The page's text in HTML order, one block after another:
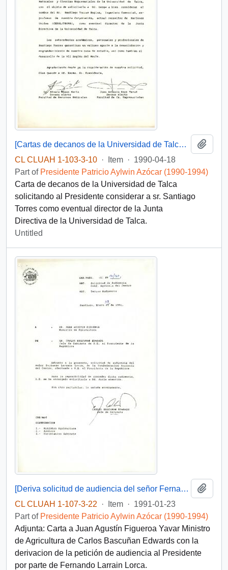
[Cartas de decanos de la Universidad de Talca dirigida al Presidente Aylwin]
CL CLUAH 1-103-3-10 · Item · 1990-04-18
Part of Presidente Patricio Aylwin Azócar (1990-1994)
Carta de decanos de la Universidad de Talca
solicitando al Presidente considerar a sr. Santiago
Torres como eventual director de la Junta
Directiva de la Universidad de Talca.
Untitled
[Deriva solicitud de audiencia del señor Fernando Larraín L. de la Confederación Agrícola del Centro, efectuada a S.E. el Presidente de la República]
CL CLUAH 1-107-3-22
· Item · 1991-01-23
Part of Presidente Patricio Aylwin Azócar (1990-1994)
Adjunta: Carta a Juan Agustín Figueroa Yavar Ministro
de Agricultura de Carlos Bascuñan Edwards con la
derivacion de la petición de audiencia al Presidente
por parte de Fernando Larrain Lorca.